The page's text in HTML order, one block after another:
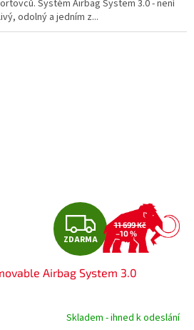
Systém Airbag System 3.0 - není
odolný a jedním z...
Z
D
A
R
ZDARMA
11 699 Kč
–10 %
Airbag System 3.0
Skladem - ihned k odeslání